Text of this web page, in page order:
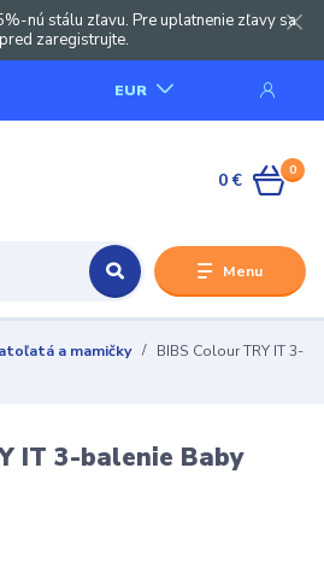
nú stálu zľavu. Pre uplatnenie zľavy sa
zaregistrujte.
Menu
EUR
0
0 €
a mamičky
BIBS Colour TRY IT 3-
IT 3-balenie Baby